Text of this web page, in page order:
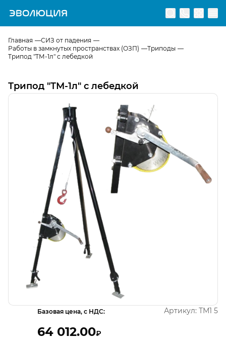
Перейти на главную страницу
Главная
СИЗ от падения
Работы в замкнутых пространствах (ОЗП)
Триподы
Трипод "ТМ-1л" с лебедкой
Открыть изображение
Трипод "ТМ-1л" с лебедкой
Базовая цена, с НДС:
64 012.00₽
Артикул: ТМ1 5